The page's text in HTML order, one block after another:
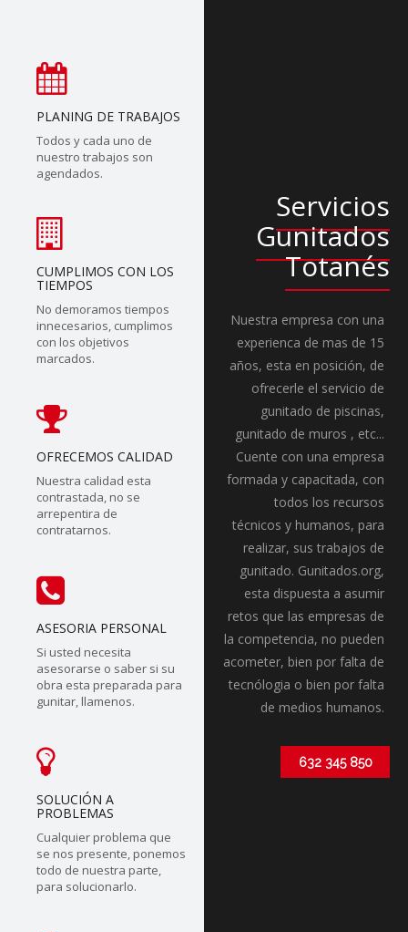
PLANING DE TRABAJOS
Todos y cada uno de
nuestro trabajos son
agendados.
CUMPLIMOS CON LOS
TIEMPOS
No demoramos tiempos
innecesarios, cumplimos
con los objetivos
marcados.
OFRECEMOS CALIDAD
Nuestra calidad esta
contrastada, no se
arrepentira de
contratarnos.
ASESORIA PERSONAL
Si usted necesita
asesorarse o saber si su
obra esta preparada para
gunitar, llamenos.
SOLUCIÓN A
PROBLEMAS
Cualquier problema que
se nos presente, ponemos
todo de nuestra parte,
para solucionarlo.
Servicios
Gunitados
Totanés
Nuestra empresa con una
experienca de mas de 15
años, esta en posición, de
ofrecerle el servicio de
gunitado de piscinas,
gunitado de muros , etc...
Cuente con una empresa
formada y capacitada, con
todos los recursos
técnicos y humanos, para
realizar, sus trabajos de
gunitado. Gunitados.org,
esta dispuesta a asumir
retos que las empresas de
la competencia, no pueden
acometer, bien por falta de
tecnólogia o bien por falta
de medios humanos.
632 345 850